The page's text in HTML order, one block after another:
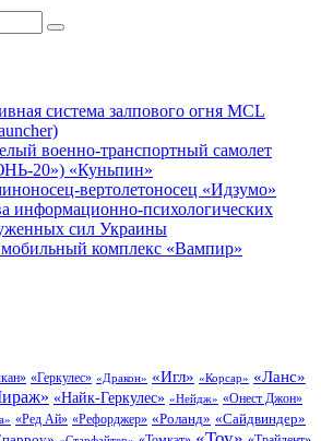
система залпового огня MCL
военно-транспортный самолет
20») «Куньпин»
вертолетоносец «Идзумо»
информационно-психологических
сил Украины
комплекс «Вампир»
«Геркулес» «Дракон» «Игл» «Корсар» «Ланс»
«Найк-Геркулес» «Нейдж» «Онест Джон»
«Ред Ай» «Рефорджер» «Роланд» «Сайдвиндер»